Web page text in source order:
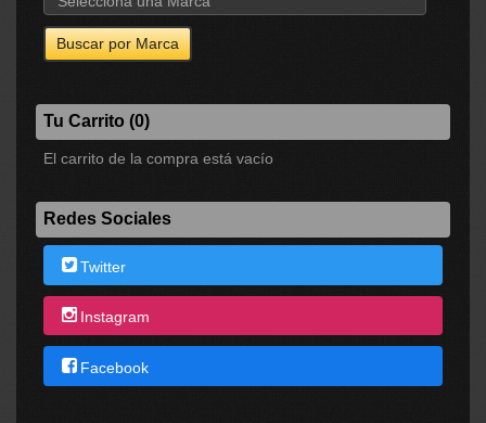
Tu Carrito (0)
El carrito de la compra está vacío
Redes Sociales
Twitter
Instagram
Facebook